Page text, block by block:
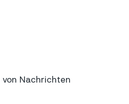
von Nachrichten